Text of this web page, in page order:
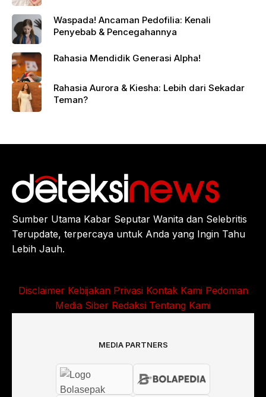
Waspada! Ancaman Pedofilia: Kenali
Penyebab & Pencegahannya
Rahasia Mendidik Generasi Alpha!
Rahasia Aurora & Kiesha: Lebih dari Sekadar
Teman?
Sumber Utama Kabar Seputar Wanita dan Selebritis
Terupdate, terpercaya untuk Anda yang Ingin Tahu
Lebih Jauh.
Disclaimer Kebijakan Privasi Kontak Kami Pedoman
Media Siber Redaksi Tentang Kami
MEDIA PARTNERS